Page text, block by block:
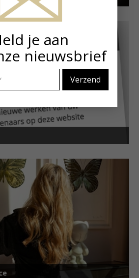
je aan
nieuwsbrief